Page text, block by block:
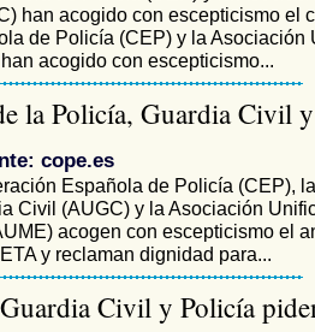
han acogido con escepticismo el
de Policía (CEP) y la Asociación
acogido con escepticismo...
la Policía, Guardia Civil
cope.es
Española de Policía (CEP),
Civil (AUGC) y la Asociación
acogen con escepticismo el
y reclaman dignidad para...
Civil y Policía